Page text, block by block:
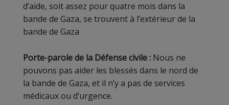
d’aide, soit assez pour quatre mois dans la
bande de Gaza, se trouvent à l’extérieur de la
bande de Gaza
Porte-parole de la Défense civile : Nous ne
pouvons pas aider les blessés dans le nord de
la bande de Gaza, et il n’y a pas de services
médicaux ou d’urgence.